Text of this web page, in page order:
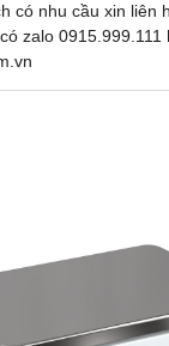
có nhu cầu xin liên
zalo